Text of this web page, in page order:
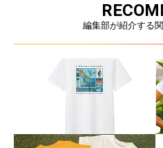
編集部が紹介する